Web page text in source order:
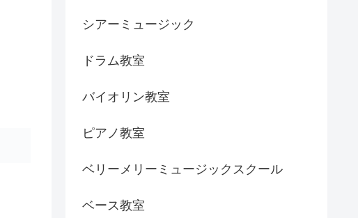
シアーミュージック
ドラム教室
バイオリン教室
ピアノ教室
ベリーメリーミュージックスクール
ベース教室